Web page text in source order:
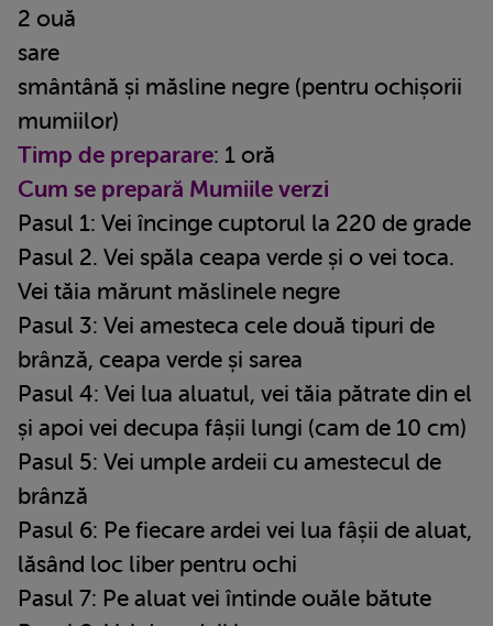
2 ouă
sare
smântână și măsline negre (pentru ochișorii
mumiilor)
Timp de preparare: 1 oră
Cum se prepară Mumiile verzi
Pasul 1: Vei încinge cuptorul la 220 de grade
Pasul 2. Vei spăla ceapa verde și o vei toca.
Vei tăia mărunt măslinele negre
Pasul 3: Vei amesteca cele două tipuri de
brânză, ceapa verde și sarea
Pasul 4: Vei lua aluatul, vei tăia pătrate din el
și apoi vei decupa fâșii lungi (cam de 10 cm)
Pasul 5: Vei umple ardeii cu amestecul de
brânză
Pasul 6: Pe fiecare ardei vei lua fâșii de aluat,
lăsând loc liber pentru ochi
Pasul 7: Pe aluat vei întinde ouăle bătute